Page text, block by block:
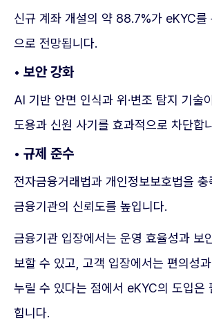
신규 계좌 개설의 약 88.7%가 eKYC를
으로 전망됩니다.
• 보안 강화
AI 기반 안면 인식과 위·변조 탐지 기술
도용과 신원 사기를 효과적으로 차단합
• 규제 준수
전자금융거래법과 개인정보보호법을 충
금융기관의 신뢰도를 높입니다.
금융기관 입장에서는 운영 효율성과 보
보할 수 있고, 고객 입장에서는 편의성
누릴 수 있다는 점에서 eKYC의 도입은
힙니다.